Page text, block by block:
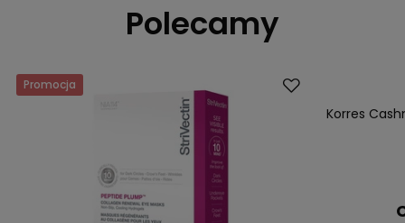
Polecamy
Promocja
Korres